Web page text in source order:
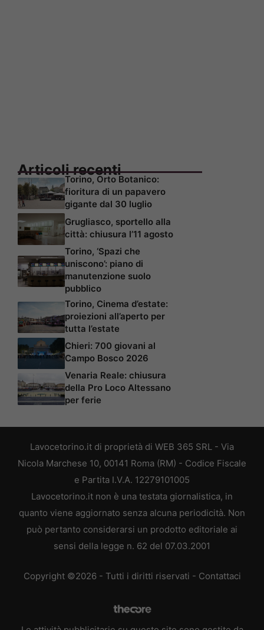
Articoli recenti
Torino, Orto Botanico:
fioritura di un papavero
gigante dal 30 luglio
Grugliasco, sportello alla
città: chiusura l’11 agosto
Torino, ‘Spazi che
uniscono’: piano di
manutenzione suolo
pubblico
Torino, Cinema d’estate:
proiezioni all’aperto per
tutta l’estate
Chieri: 700 giovani al
Campo Bosco 2026
Venaria Reale: chiusura
della Pro Loco Altessano
per ferie
Lavocetorino.it di proprietà di WEB 365 SRL - Via
Nicola Marchese 10, 00141 Roma (RM) - Codice Fiscale
e Partita I.V.A. 12279101005
Lavocetorino.it non è una testata giornalistica, in
quanto viene aggiornato senza alcuna periodicità. Non
può pertanto considerarsi un prodotto editoriale ai
sensi della legge n. 62 del 07.03.2001
Copyright ©2026 - Tutti i diritti riservati - Contattaci